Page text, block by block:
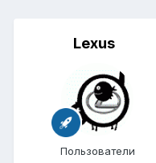
Lexus
Пользователи